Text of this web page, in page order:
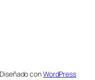
Diseñado conWordPress